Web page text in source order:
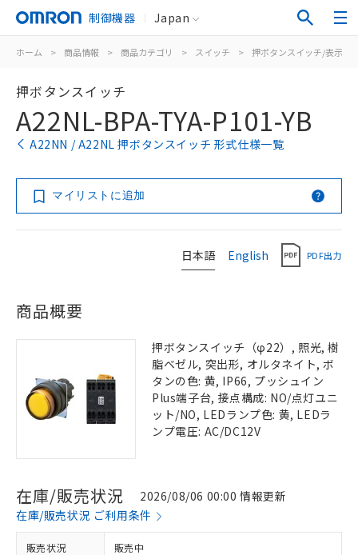
制御機器 Japan
ホーム > 商品情報 > 商品カテゴリ > スイッチ > 押ボタンスイッチ/表示灯
押ボタンスイッチ
A22NL-BPA-TYA-P101-YB
A22NN / A22NL 押ボタンスイッチ 形式仕様一覧
マイリストに追加
日本語 English PDF出力
商品概要
押ボタンスイッチ（φ22）, 照光, 樹
脂ベゼル, 突出形, オルタネイト, ボ
タンの色: 黄, IP66, プッシュイン
Plus端子台, 接点構成: NO/点灯ユニ
ット/NO, LEDランプ色: 黄, LEDラ
ンプ電圧: AC/DC12V
在庫/販売状況
2026/08/06 00:00 情報更新
在庫/販売状況 ご利用条件
販売状況 販売中